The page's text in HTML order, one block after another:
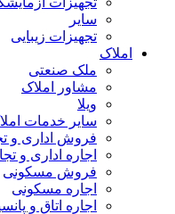
سایر
تجهیزات زیبایی
املاک
ملک صنعتی
مشاور املاک
ویلا
سایر خدمات
فروش اداری و
اجاره اداری و
فروش مسکونی
اجاره مسکونی
اجاره اتاق و